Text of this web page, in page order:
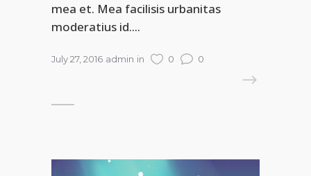
mea et. Mea facilisis urbanitas
moderatius id....
July 27, 2016 admin in 0 0